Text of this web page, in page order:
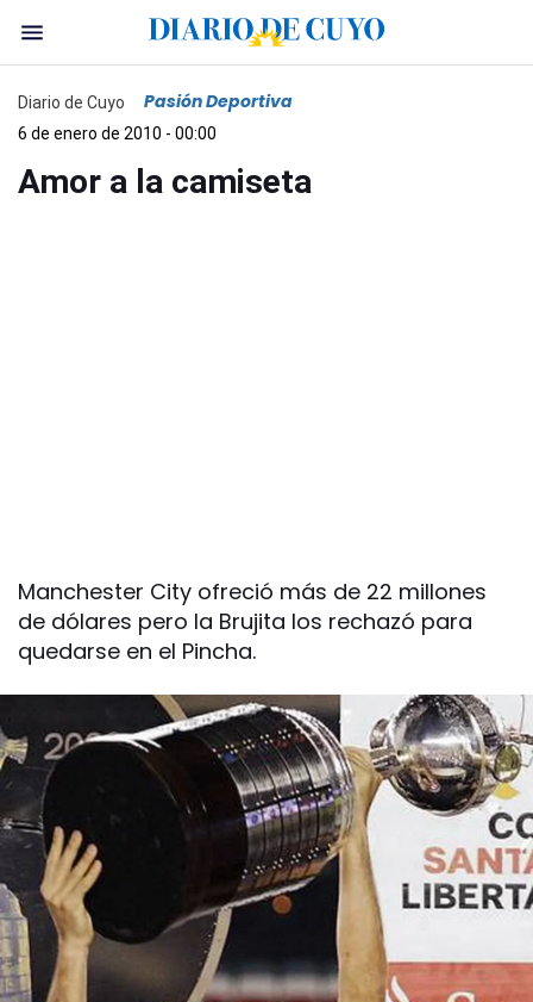
Diario de Cuyo Pasión Deportiva
6 de enero de 2010 - 00:00
Amor a la camiseta
Manchester City ofreció más de 22 millones
de dólares pero la Brujita los rechazó para
quedarse en el Pincha.